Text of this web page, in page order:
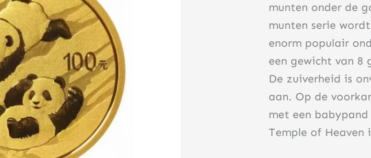
munten onder de
munten serie
enorm populair
een gewicht van
De zuiverheid is
aan. Op de
met een
Temple of Heaven